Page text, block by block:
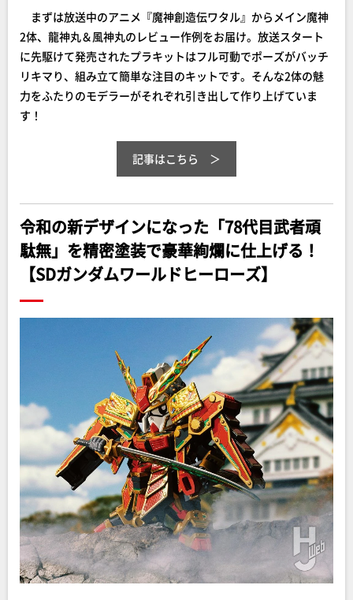
まずは放送中のアニメ『魔神創造伝ワタル』からメイン魔神
2体、龍神丸＆風神丸のレビュー作例をお届け。放送スタート
に先駆けて発売されたプラキットはフル可動でポーズがバッチ
リキマり、組み立て簡単な注目のキットです。そんな2体の魅
力をふたりのモデラーがそれぞれ引き出して作り上げていま
す！
記事はこちら
令和の新デザインになった「78代目武者頑
駄無」を精密塗装で豪華絢爛に仕上げる！
【SDガンダムワールドヒーローズ】